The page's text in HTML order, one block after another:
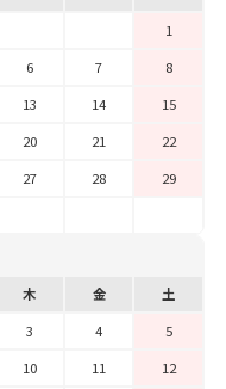
1
6 7
8
13 14
15
20 21
22
27 28
29
木 金
土
3 4
5
10 11
12